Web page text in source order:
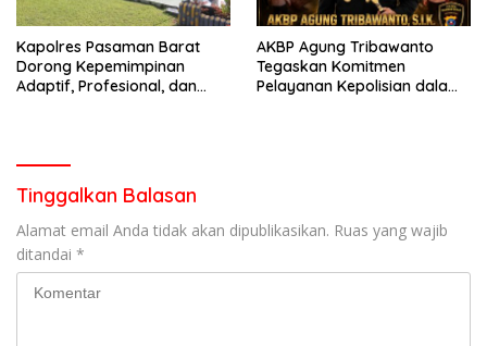
Kapolres Pasaman Barat
Dorong Kepemimpinan
Adaptif, Profesional, dan
AKBP Agung Tribawanto
Tegaskan Komitmen
Pelayanan Kepolisian dalam
Tinggalkan Balasan
Alamat email Anda tidak akan dipublikasikan. Ruas yang wajib
ditandai *